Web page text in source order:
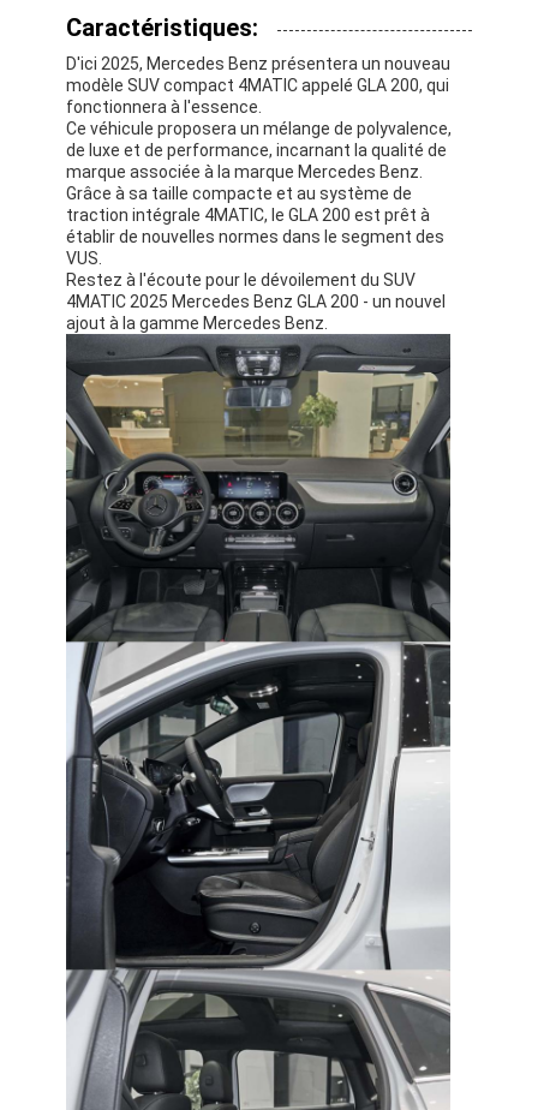
À la maison
Produits
Vidéos
À propos de nous
Visite de l'usine
Nous contacter
Pour les véhicules électriques
Mercedes Benz, voiture de sport
Le SUV Mercedes Benz
Voiture électrique Mercedes Benz
Caractéristiques:
D'ici 2025, Mercedes Benz présentera un nouveau
modèle SUV compact 4MATIC appelé GLA 200, qui
fonctionnera à l'essence.
Ce véhicule proposera un mélange de polyvalence,
de luxe et de performance, incarnant la qualité de
marque associée à la marque Mercedes Benz.
Grâce à sa taille compacte et au système de
traction intégrale 4MATIC, le GLA 200 est prêt à
établir de nouvelles normes dans le segment des
VUS.
Restez à l'écoute pour le dévoilement du SUV
4MATIC 2025 Mercedes Benz GLA 200 - un nouvel
ajout à la gamme Mercedes Benz.